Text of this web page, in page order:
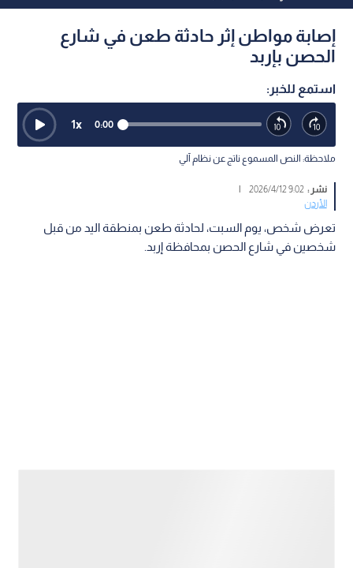
إصابة مواطن إثر حادثة طعن في شارع
الحصن بإربد
استمع للخبر:
0:00
1x
ملاحظة: النص المسموع ناتج عن نظام آلي
نشر :9:02 2026/4/12
|
الأردن
تعرض شخص، يوم السبت، لحادثة طعن بمنطقة اليد من قبل
شخصين في شارع الحصن بمحافظة إربد.